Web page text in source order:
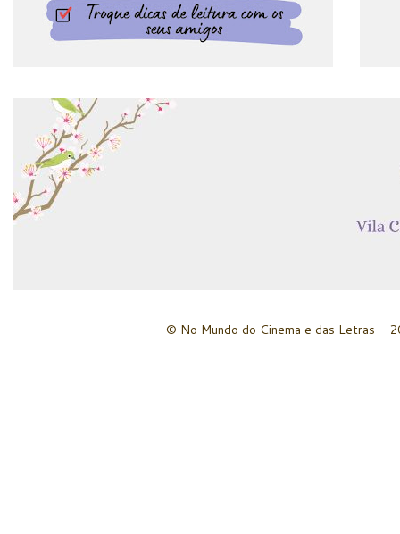
© No Mundo do Cinema e das Letras -